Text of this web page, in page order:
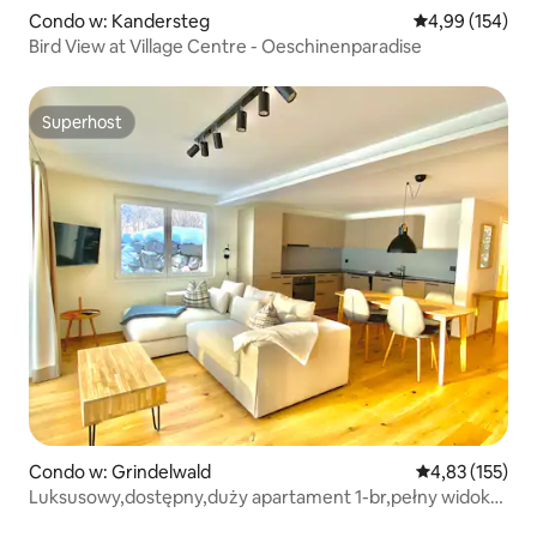
Condo w: Kandersteg Średnia
4,99 (154)
Bird View at Village Centre - Oeschinenparadise
Superhost
Superhost
Condo w: Grindelwald Średnia
4,83 (155)
Luksusowy,dostępny,duży apartament 1-br,pełny widok